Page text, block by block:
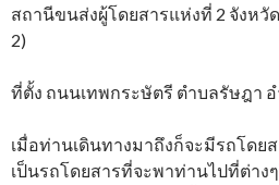
สถานีขนส่งผู้โดยสารแห่งที่ 2 จังหวัด
2)
ที่ตั้ง ถนนเทพกระษัตรี ตำบลรัษฎา อ
เมื่อท่านเดินทางมาถึงก็จะมีรถโดย
เป็นรถโดยสารที่จะพาท่านไปที่ต่าง